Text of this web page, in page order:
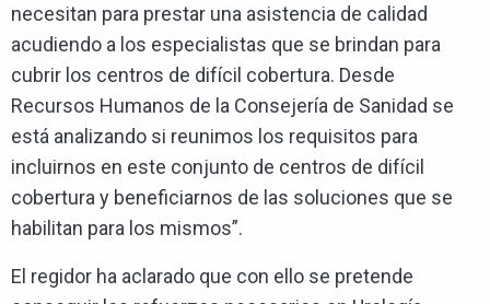
necesitan para prestar una asistencia de calidad
acudiendo a los especialistas que se brindan para
cubrir los centros de difícil cobertura. Desde
Recursos Humanos de la Consejería de Sanidad se
está analizando si reunimos los requisitos para
incluirnos en este conjunto de centros de difícil
cobertura y beneficiarnos de las soluciones que se
habilitan para los mismos”.
El regidor ha aclarado que con ello se pretende